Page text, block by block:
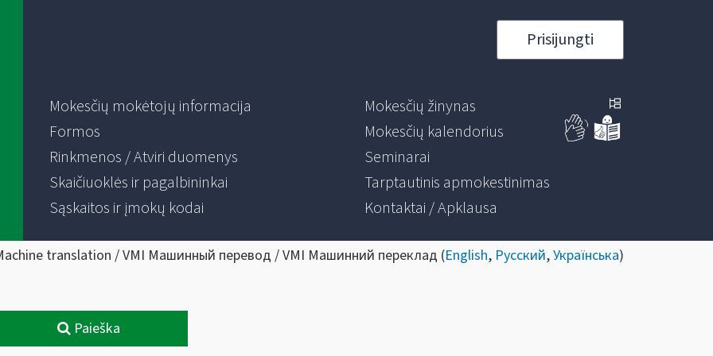
Prisijungti
Mokesčių mokėtojų informacija
Formos
Rinkmenos / Atviri duomenys
Skaičiuoklės ir pagalbininkai
Sąskaitos ir įmokų kodai
Mokesčių žinynas
Mokesčių kalendorius
Seminarai
Tarptautinis apmokestinimas
Kontaktai / Apklausa
translation / VMI Машинный перевод / VMI Машинний переклад (English, Русский,Українська)
Paieška